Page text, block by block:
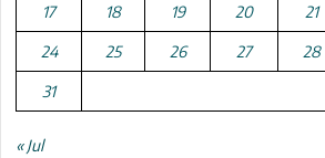
17 18 19 20 21
24 25 26 27 28
31
« Jul